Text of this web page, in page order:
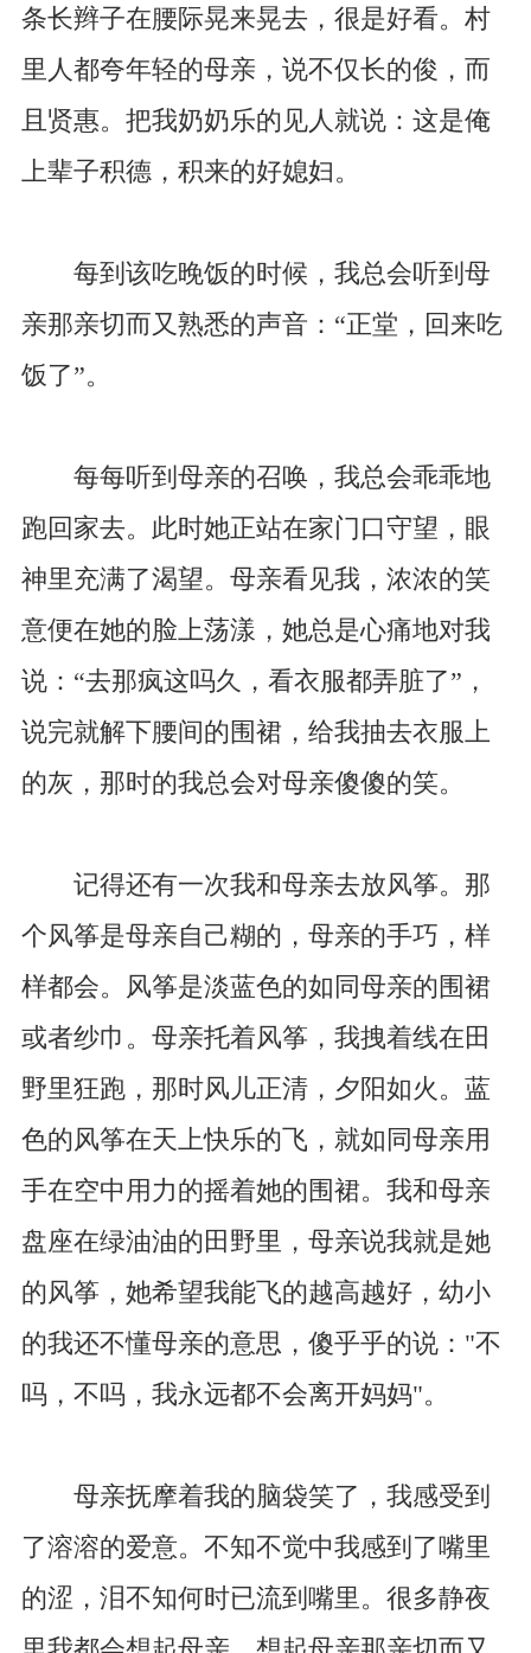
条长辫子在腰际晃来晃去，很是好看。村
里人都夸年轻的母亲，说不仅长的俊，而
且贤惠。把我奶奶乐的见人就说：这是俺
上辈子积德，积来的好媳妇。
每到该吃晚饭的时候，我总会听到母
亲那亲切而又熟悉的声音：“正堂，回来吃
饭了”。
每每听到母亲的召唤，我总会乖乖地
跑回家去。此时她正站在家门口守望，眼
神里充满了渴望。母亲看见我，浓浓的笑
意便在她的脸上荡漾，她总是心痛地对我
说：“去那疯这吗久，看衣服都弄脏了”，
说完就解下腰间的围裙，给我抽去衣服上
的灰，那时的我总会对母亲傻傻的笑。
记得还有一次我和母亲去放风筝。那
个风筝是母亲自己糊的，母亲的手巧，样
样都会。风筝是淡蓝色的如同母亲的围裙
或者纱巾。母亲托着风筝，我拽着线在田
野里狂跑，那时风儿正清，夕阳如火。蓝
色的风筝在天上快乐的飞，就如同母亲用
手在空中用力的摇着她的围裙。我和母亲
盘座在绿油油的田野里，母亲说我就是她
的风筝，她希望我能飞的越高越好，幼小
的我还不懂母亲的意思，傻乎乎的说："不
吗，不吗，我永远都不会离开妈妈"。
母亲抚摩着我的脑袋笑了，我感受到
了溶溶的爱意。不知不觉中我感到了嘴里
的涩，泪不知何时已流到嘴里。很多静夜